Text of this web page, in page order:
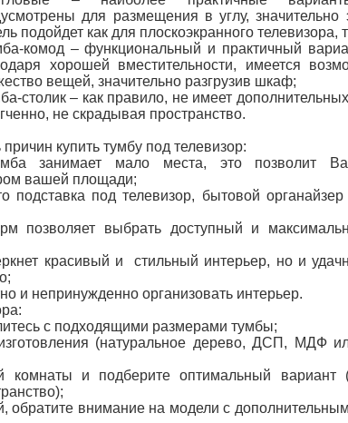
для размещения в углу,
подойдет как для плоскоэкранного
комод – функциональный и практичный
хорошей вместительности, имеется
вещей, значительно разгрузив шкаф;
столик – как правило, не имеет
не скрадывая пространство.
причин купить тумбу под телевизор:
занимает мало места, это позволит
вашей площади;
подставка под телевизор, бытовой органайзер
позволяет выбрать доступный и
красивый и стильный интерьер, но и
и непринужденно организовать интерьер.
с подходящими размерами тумбы;
(натуральное дерево, ДСП, МДФ
комнаты и подберите оптимальный вариант
внимание на модели с